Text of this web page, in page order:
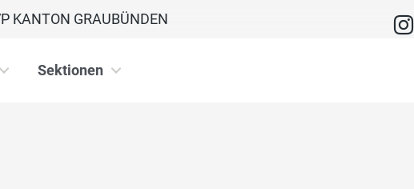
KANTON GRAUBÜNDEN
Sektionen